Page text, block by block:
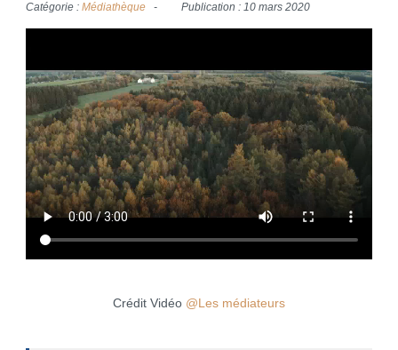
Catégorie : Médiathèque Publication : 10 mars 2020
Crédit Vidéo @Les médiateurs